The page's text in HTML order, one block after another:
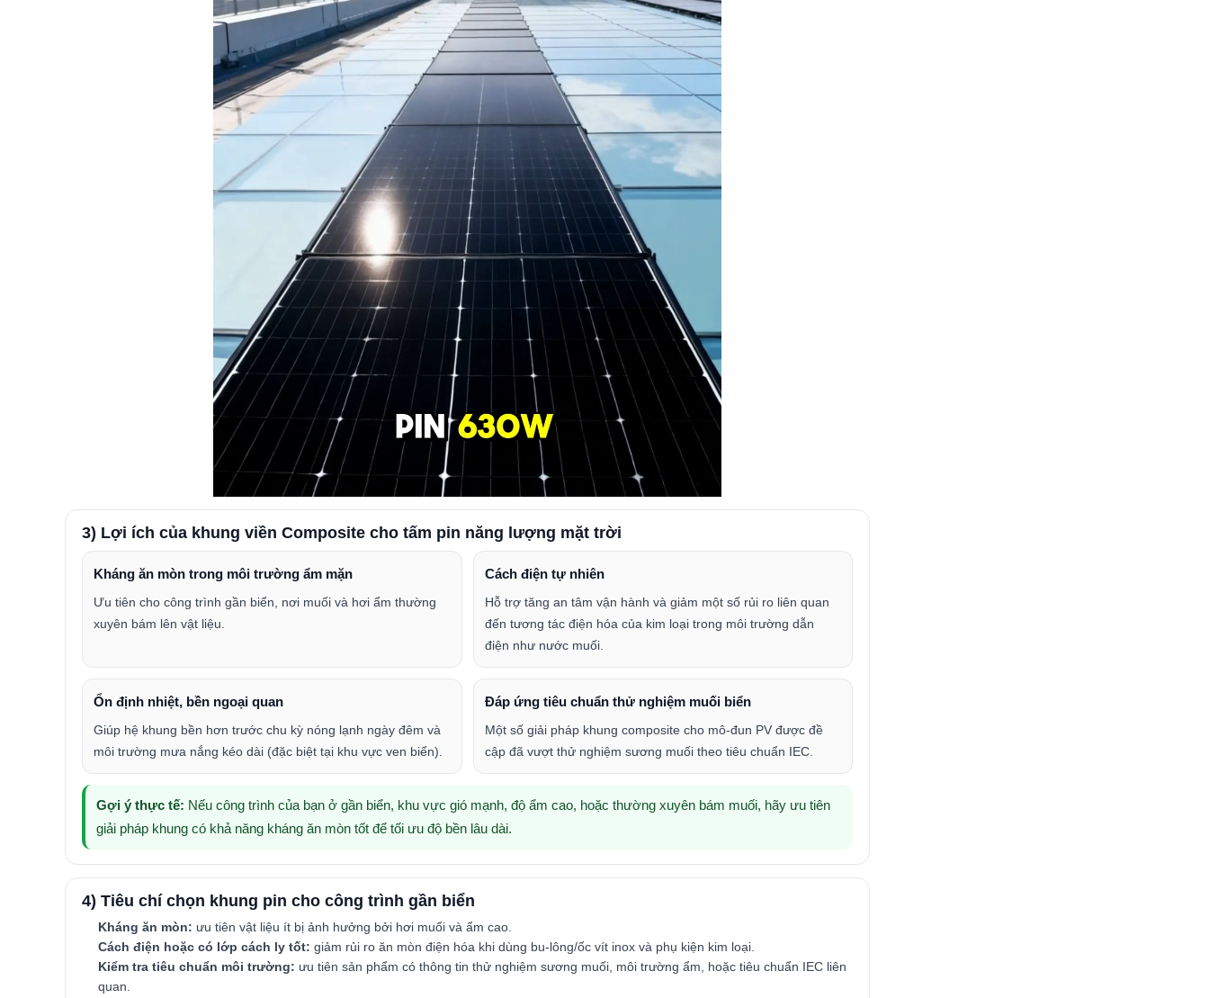
3) Lợi ích của khung viền Composite cho tấm pin năng lượng mặt trời
Kháng ăn mòn trong môi trường ẩm mặn
Ưu tiên cho công trình gần biển, nơi muối và hơi ẩm thường
xuyên bám lên vật liệu.
Cách điện tự nhiên
Hỗ trợ tăng an tâm vận hành và giảm một số rủi ro liên quan
đến tương tác điện hóa của kim loại trong môi trường dẫn
điện như nước muối.
Ổn định nhiệt, bền ngoại quan
Giúp hệ khung bền hơn trước chu kỳ nóng lạnh ngày đêm và
môi trường mưa nắng kéo dài (đặc biệt tại khu vực ven biển).
Đáp ứng tiêu chuẩn thử nghiệm muối biển
Một số giải pháp khung composite cho mô-đun PV được đề
cập đã vượt thử nghiệm sương muối theo tiêu chuẩn IEC.
Gợi ý thực tế: Nếu công trình của bạn ở gần biển, khu vực gió mạnh, độ ẩm cao, hoặc thường xuyên bám muối, hãy ưu tiên
giải pháp khung có khả năng kháng ăn mòn tốt để tối ưu độ bền lâu dài.
4) Tiêu chí chọn khung pin cho công trình gần biển
Kháng ăn mòn: ưu tiên vật liệu ít bị ảnh hưởng bởi hơi muối và ẩm cao.
Cách điện hoặc có lớp cách ly tốt: giảm rủi ro ăn mòn điện hóa khi dùng bu-lông/ốc vít inox và phụ kiện kim loại.
Kiểm tra tiêu chuẩn môi trường: ưu tiên sản phẩm có thông tin thử nghiệm sương muối, môi trường ẩm, hoặc tiêu chuẩn IEC liên
quan.